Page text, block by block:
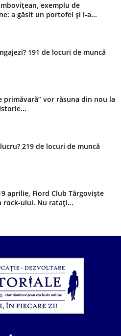
exemplu de
a găsit un portofel și l‑a...
191 de locuri de muncă
primăvară” vor răsuna din nou la
219 de locuri de muncă
aprilie, Fiord Club Târgoviște
rock-ului. Nu ratați...